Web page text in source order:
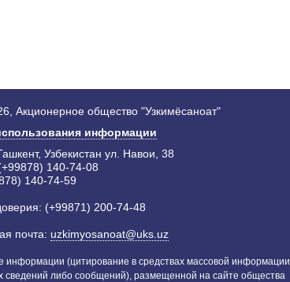
Акционерное общество "Узкимёсаноат"
информации
Узбекистан ул. Навои, 38
140-74-08
140-74-59
(+99871) 200-74-48
почта: uzkimyosanoat@uks.uz
информации (цитирование в средствах массовой информации
сведений либо сообщений), размещенной на сайте общества